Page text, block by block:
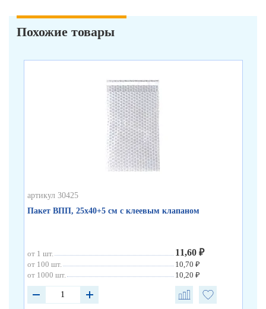
Похожие товары
артикул 30425
Пакет ВПП, 25х40+5 см с клеевым клапаном
от 1 шт. 11,60 ₽
от 100 шт.
10,70 ₽
от 1000 шт.
10,20 ₽